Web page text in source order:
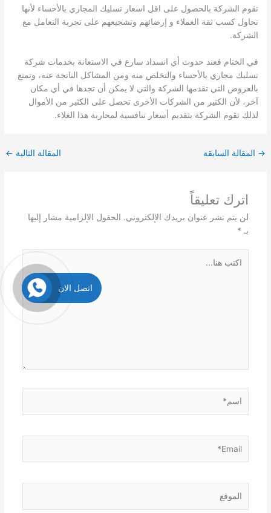
تقوم الشركة بالحصول على اقل اسعار تسليك المجاري بالأحساء لأنها
تحاول كسب ثقة العملاء و إرضائهم وتشجيعهم على تجربة التعامل مع
الشركة.
في الختام فعند حدوث أي انسداد سارع في الاستعانة بخدمات شركة
تسليك مجاري بالأحساء والتخلص منه ومن المشاكل الناتجة عنه، وتمتع
بالعروض التي تقدمها الشركة والتي لا يمكن أن تجدها في أي مكان
آخر، لأن الكثير من الشركات الأخرى تحصل على الكثير من الأموال
لذلك تقوم الشركة بتقديم أسعار تنافسية لمحاربة هذا الغلاء.
→ المقالة السابقة المقالة التالية ←
اترك تعليقاً
لن يتم نشر عنوان بريدك الإلكتروني. الحقول الإلزامية مشار إليها
بـ *
هنا...
اتصل الان